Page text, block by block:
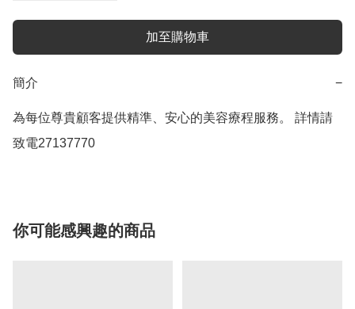
加至購物車
簡介 −
為每位尊貴顧客提供精準、安心的美容療程服務。 詳情請
致電27137770
你可能感興趣的商品